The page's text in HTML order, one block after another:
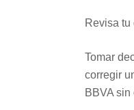
Revisa
Tomar
corregir
BBVA